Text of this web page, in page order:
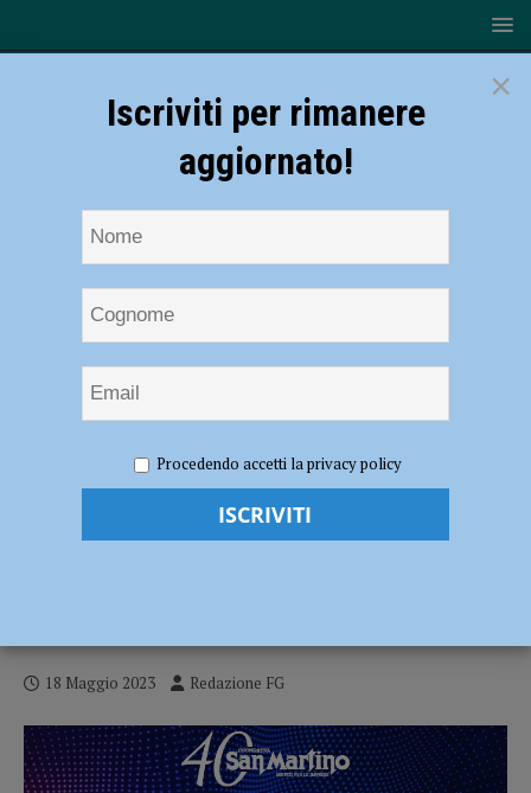
maltrattamenti all’asilo di San Polo: “citazione in giudizio troppo vaga”
e il processo è da rifare
Presunti maltrattamenti all’asilo di San
18 Maggio 2023 Redazione FG
×
Iscriviti per rimanere
aggiornato!
Procedendo accetti la privacy policy